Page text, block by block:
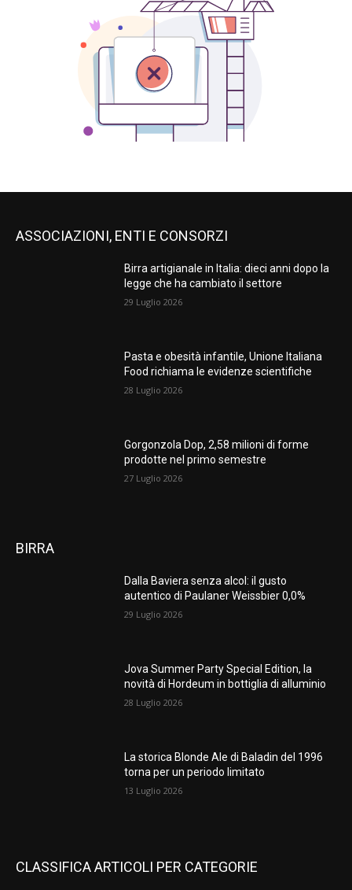
ASSOCIAZIONI, ENTI E CONSORZI
Birra artigianale in Italia: dieci anni dopo la
legge che ha cambiato il settore
29 Luglio 2026
Pasta e obesità infantile, Unione Italiana
Food richiama le evidenze scientifiche
28 Luglio 2026
Gorgonzola Dop, 2,58 milioni di forme
prodotte nel primo semestre
27 Luglio 2026
BIRRA
Dalla Baviera senza alcol: il gusto
autentico di Paulaner Weissbier 0,0%
29 Luglio 2026
Jova Summer Party Special Edition, la
novità di Hordeum in bottiglia di alluminio
28 Luglio 2026
La storica Blonde Ale di Baladin del 1996
torna per un periodo limitato
13 Luglio 2026
CLASSIFICA ARTICOLI PER CATEGORIE